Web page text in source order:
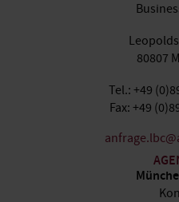
80807
Tel.: +49
Fax: +49